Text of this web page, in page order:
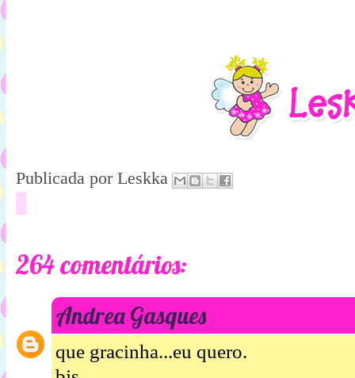
Publicada por Leskka
264 comentários:
Andrea Gasques
que gracinha...eu quero.